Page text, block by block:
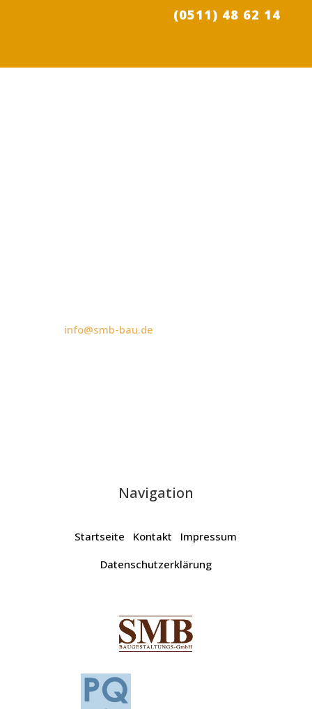
(0511) 48 62 14
info@smb-bau.de
Navigation
Startseite Kontakt
Impressum
Datenschutzerklärung